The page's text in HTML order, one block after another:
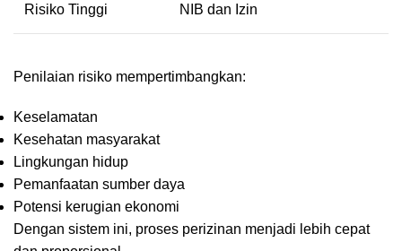
Risiko Tinggi NIB dan Izin
Penilaian risiko mempertimbangkan:
Keselamatan
Kesehatan masyarakat
Lingkungan hidup
Pemanfaatan sumber daya
Potensi kerugian ekonomi
Dengan sistem ini, proses perizinan menjadi lebih cepat